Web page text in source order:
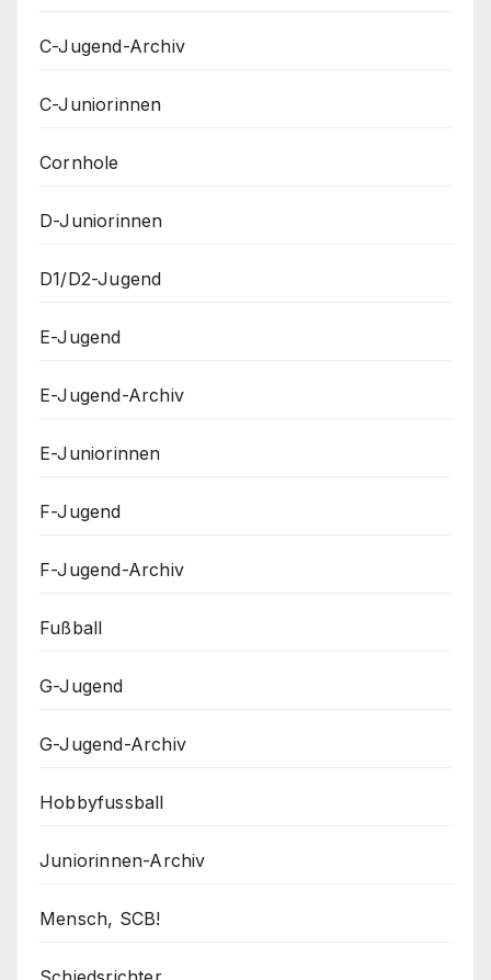
C-Jugend-Archiv
C-Juniorinnen
Cornhole
D-Juniorinnen
D1/D2-Jugend
E-Jugend
E-Jugend-Archiv
E-Juniorinnen
F-Jugend
F-Jugend-Archiv
Fußball
G-Jugend
G-Jugend-Archiv
Hobbyfussball
Juniorinnen-Archiv
Mensch, SCB!